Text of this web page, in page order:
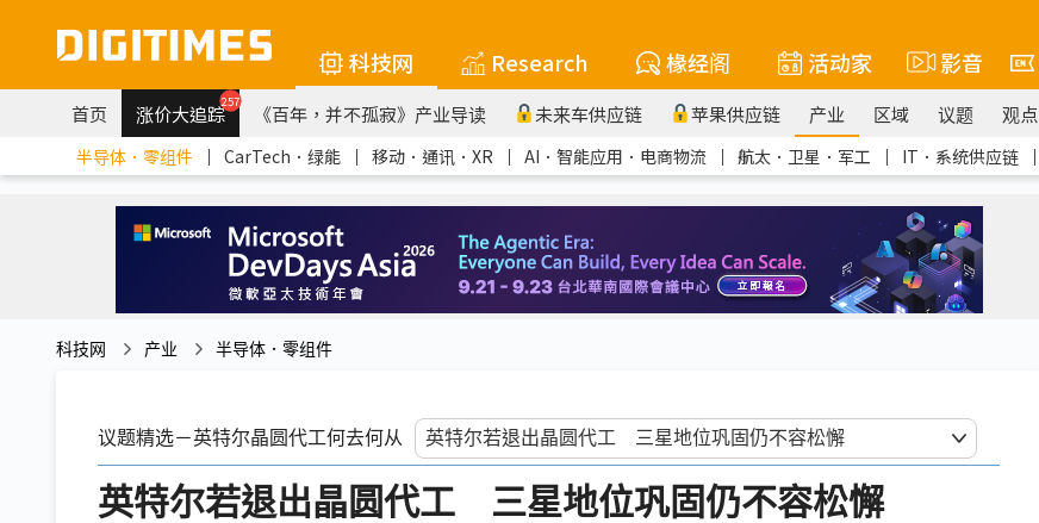
科技网 Research 椽经阁 活动家 影音
首页 涨价大追踪257 《百年，并不孤寂》产业导读 未来车供应链 苹果供应链 产业 区域 议题 观点
半导体．零组件 ｜ CarTech．绿能 ｜ 移动．通讯．XR ｜ AI．智能应用．电商物流 ｜ 航太．卫星．军工 ｜ IT．系统供应链 ｜
科技网 产业 半导体．零组件
议题精选－英特尔晶圆代工何去何从
英特尔若退出晶圆代工 三星地位巩固仍不容松懈